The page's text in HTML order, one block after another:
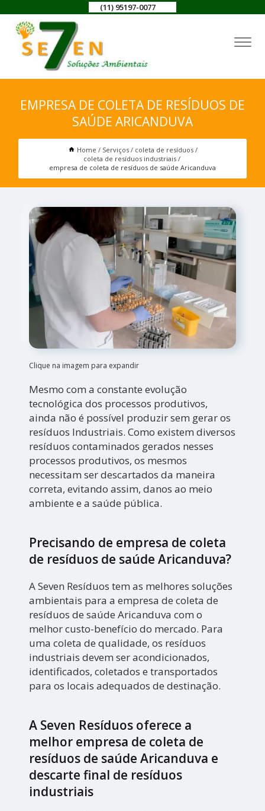
(11) 95197-0077
EMPRESA DE COLETA DE RESÍDUOS DE
SAÚDE ARICANDUVA
Home Serviços
coleta de resíduos
coleta de resíduos industriais
empresa de coleta de resíduos de saúde Aricanduva
Clique na imagem para expandir
Mesmo com a constante evolução
tecnológica dos processos produtivos,
ainda não é possível produzir sem gerar os
resíduos Industriais. Como existem diversos
resíduos contaminados gerados nesses
processos produtivos, os mesmos
necessitam ser descartados da maneira
correta, evitando assim, danos ao meio
ambiente e a saúde pública.
Precisando de empresa de coleta
de resíduos de saúde Aricanduva?
A Seven Resíduos tem as melhores soluções
ambientais para a empresa de coleta de
resíduos de saúde Aricanduva com o
melhor custo-benefício do mercado. Para
uma coleta de qualidade, os resíduos
industriais devem ser acondicionados,
identificados, coletados e transportados
para os locais adequados de destinação.
A Seven Resíduos oferece a
melhor empresa de coleta de
resíduos de saúde Aricanduva e
descarte final de resíduos
industriais